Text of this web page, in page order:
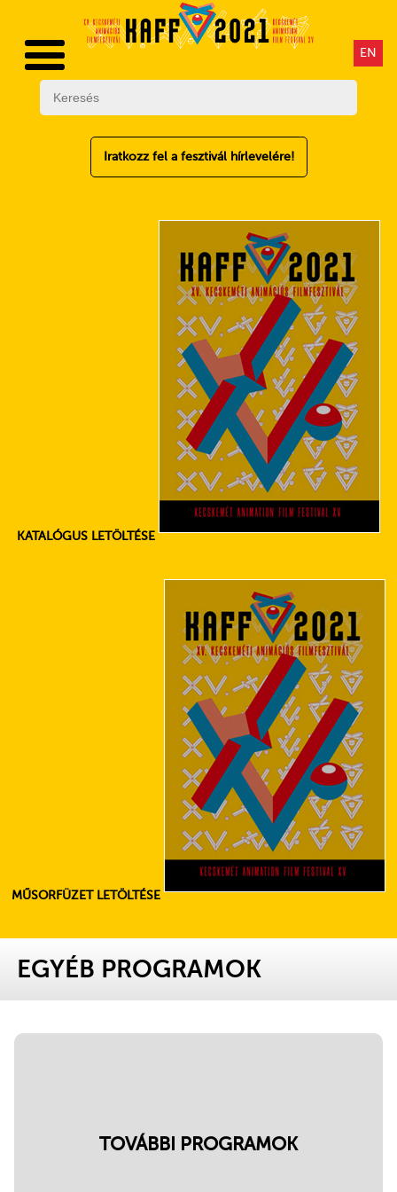
EN
Iratkozz fel a fesztivál hírlevelére!
KATALÓGUS LETÖLTÉSE
MŰSORFÜZET LETÖLTÉSE
EGYÉB PROGRAMOK
TOVÁBBI PROGRAMOK